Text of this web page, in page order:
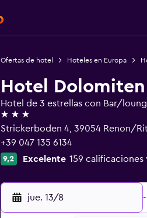
Ofertas de hotel Hoteles en Europa
Hotel Dolomiten
Hotel de 3 estrellas con Bar/
3 estrellas
Strickerboden 4, 39054 Renon/
+39 047 135 6134
9,2 Excelente 159 calificaciones
jue. 13/8 -